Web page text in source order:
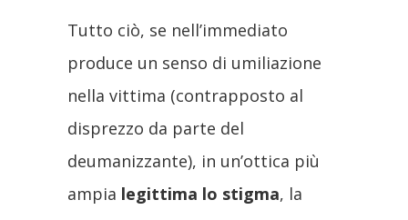
Tutto ciò, se nell’immediato
produce un senso di umiliazione
nella vittima (contrapposto al
disprezzo da parte del
deumanizzante), in un’ottica più
ampia legittima lo stigma, la